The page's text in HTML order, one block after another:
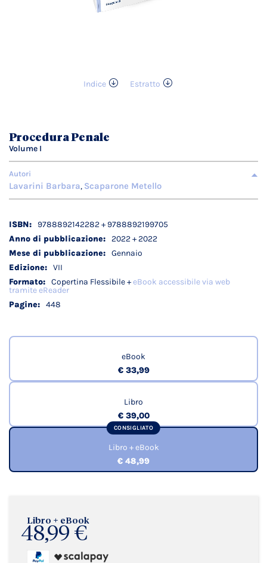
Indice
Estratto
galleria
di
immagini
Libro + eBook
48,99 €
Procedura Penale
Volume I
Autori
Lavarini Barbara, Scaparone Metello
Dettagli
tecnici
9788892142282 + 9788892199705
2022 + 2022
Gennaio
VII
Copertina Flessibile +eBook accessibile via web
tramite eReader
448
eBook
€ 33,99
Libro
€ 39,00
CONSIGLIATO
Libro + eBook
€ 48,99